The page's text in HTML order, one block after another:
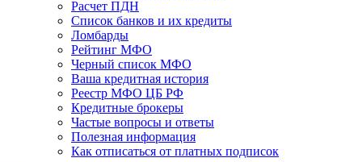
Расчет ПДН
Список банков и их кредиты
Ломбарды
Рейтинг МФО
Черный список МФО
Ваша кредитная история
Реестр МФО ЦБ РФ
Кредитные брокеры
Частые вопросы и ответы
Полезная информация
Как отписаться от платных подписок